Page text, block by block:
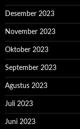
Desember 2023
November 2023
Oktober 2023
September 2023
Agustus 2023
Juli 2023
Juni 2023